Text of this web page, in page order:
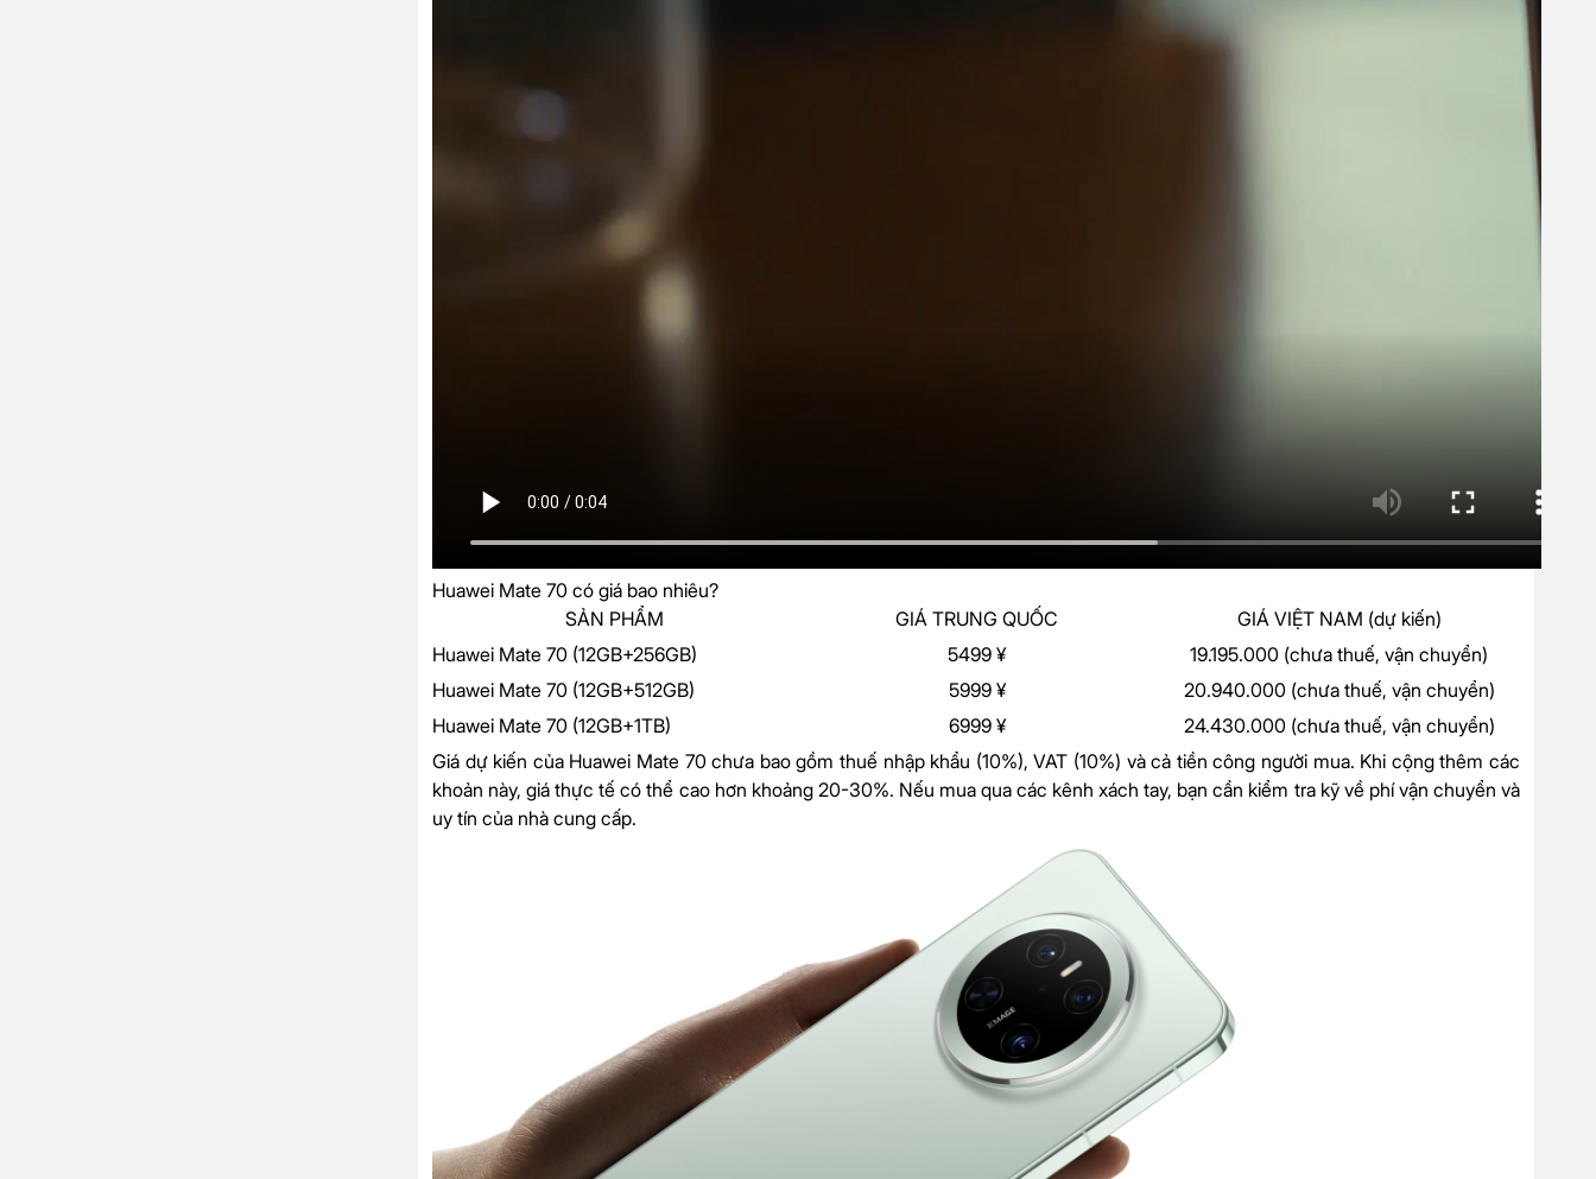
Huawei Mate 70 có giá bao nhiêu?
SẢN PHẨM
GIÁ TRUNG QUỐC
GIÁ VIỆT NAM (dự kiến)
Huawei Mate 70 (12GB+256GB)
5499 ¥
19.195.000 (chưa thuế, vận chuyển)
Huawei Mate 70 (12GB+512GB)
5999 ¥
20.940.000 (chưa thuế, vận chuyển)
Huawei Mate 70 (12GB+1TB)
6999 ¥
24.430.000 (chưa thuế, vận chuyển)
Giá dự kiến của Huawei Mate 70 chưa bao gồm thuế nhập khẩu (10%), VAT (10%) và cả tiền công người mua. Khi cộng thêm các
khoản này, giá thực tế có thể cao hơn khoảng 20-30%. Nếu mua qua các kênh xách tay, bạn cần kiểm tra kỹ về phí vận chuyển và
uy tín của nhà cung cấp.